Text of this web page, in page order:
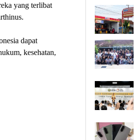
yang terlibat
dapat
kesehatan,